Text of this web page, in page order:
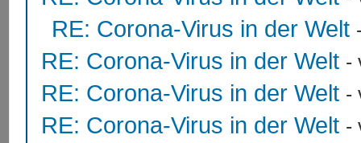
RE: Corona-Virus in der Welt
RE: Corona-Virus in der Welt -
RE: Corona-Virus in der Welt -
RE: Corona-Virus in der Welt -